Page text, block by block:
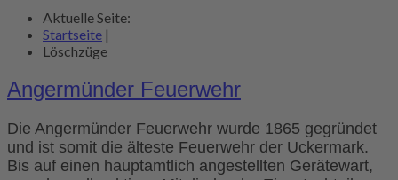
Aktuelle Seite:
Startseite |
Löschzüge
Angermünder Feuerwehr
Die Angermünder Feuerwehr wurde 1865 gegründet
und ist somit die älteste Feuerwehr der Uckermark.
Bis auf einen hauptamtlich angestellten Gerätewart,